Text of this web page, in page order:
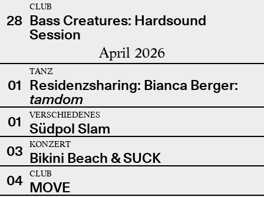
28
CLUB
Bass Creatures: Hardsound
Session
April 2026
01
TANZ
Residenzsharing: Bianca Berger:
tamdom
01
VERSCHIEDENES
Südpol Slam
03
KONZERT
Bikini Beach & SUCK
04
CLUB
MOVE